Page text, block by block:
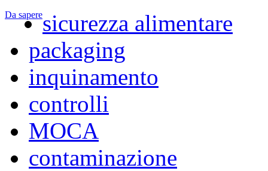
Da saperesicurezza alimentare
packaging
inquinamento
controlli
MOCA
contaminazione